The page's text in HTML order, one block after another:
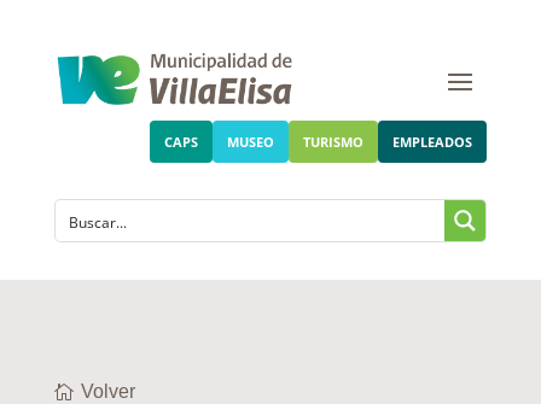
CAPS MUSEO TURISMO EMPLEADOS
Volver